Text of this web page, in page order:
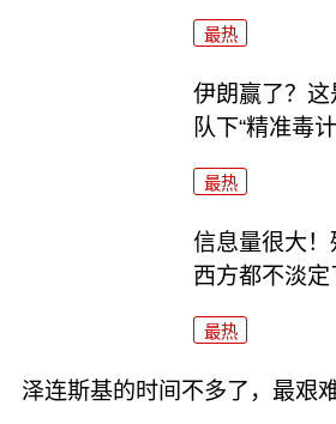
最热
伊朗赢了？
队下“精准毒
最热
信息量很大
西方都不淡定
最热
泽连斯基的时间不多了，最艰